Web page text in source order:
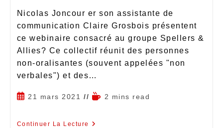
Nicolas Joncour er son assistante de
communication Claire Grosbois présentent
ce webinaire consacré au groupe Spellers &
Allies? Ce collectif réunit des personnes
non-oralisantes (souvent appelées "non
verbales") et des…
21 mars 2021 2 mins read
Continuer La Lecture